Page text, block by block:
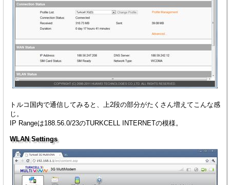
トルコ国内で通信してみると、上2段の部分がたくさん増えてこんな感
じ。
IP Rangeは188.56.0/23のTURKCELL INTERNETの模様。
WLAN Settings